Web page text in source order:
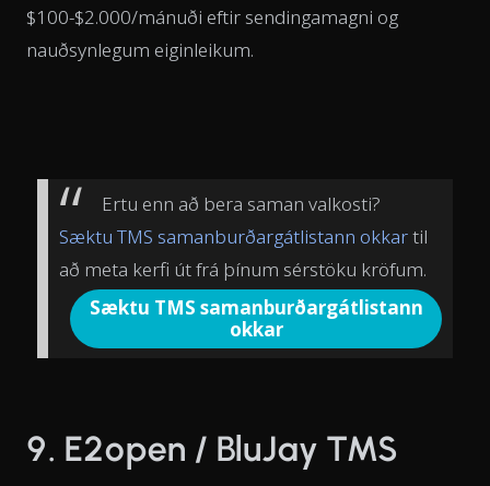
$100-$2.000/mánuði eftir sendingamagni og
nauðsynlegum eiginleikum.
Ertu enn að bera saman valkosti?
Sæktu TMS samanburðargátlistann okkartil
að meta kerfi út frá þínum sérstöku kröfum.
Sæktu TMS samanburðargátlistann
okkar
9. E2open / BluJay TMS